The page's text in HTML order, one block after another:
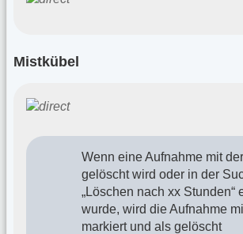
Mistkübel
Wenn eine Aufnahme mit der
gelöscht wird oder in der
„Löschen nach xx Stunden“
wurde, wird die Aufnahme
markiert und als gelöscht